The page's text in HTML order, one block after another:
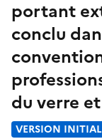
portant
conclu
du verre
VERSION